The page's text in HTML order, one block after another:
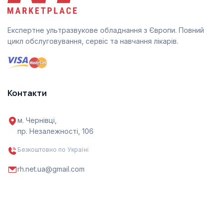
Експертне ультразвукове обладнання з Європи. Повний
цикл обслуговування, сервіс та навчання лікарів.
Контакти
м. Чернівці,
пр. Незалежності, 106
Безкоштовно по Україні
rh.net.ua@gmail.com